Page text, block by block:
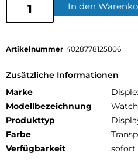
In den
Artikelnummer 4028778125806
Zusätzliche Informationen
Marke
Modellbezeichnung
Produkttyp
Farbe
Verfügbarkeit
sofort